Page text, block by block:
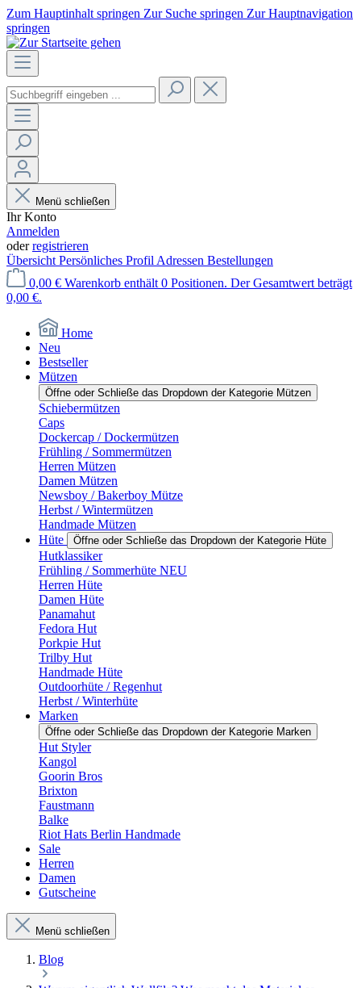
Zum Hauptinhalt springen Zur Suche springen Zur Hauptnavigation
springen
Menü schließen
Ihr Konto
Anmelden
oderregistrieren
Übersicht Persönliches Profil Adressen Bestellungen
0,00 € Warenkorb enthält 0 Positionen. Der Gesamtwert beträgt
0,00 €.
Home
Neu
Bestseller
Mützen
Öffne oder Schließe das Dropdown der Kategorie Mützen
Schiebermützen
Caps
Dockercap / Dockermützen
Frühling / Sommermützen
Herren Mützen
Damen Mützen
Newsboy / Bakerboy Mütze
Herbst / Wintermützen
Handmade Mützen
Hüte
Öffne oder Schließe das Dropdown der Kategorie Hüte
Hutklassiker
Frühling / Sommerhüte NEU
Herren Hüte
Damen Hüte
Panamahut
Fedora Hut
Porkpie Hut
Trilby Hut
Handmade Hüte
Outdoorhüte / Regenhut
Herbst / Winterhüte
Marken
Öffne oder Schließe das Dropdown der Kategorie Marken
Hut Styler
Kangol
Goorin Bros
Brixton
Faustmann
Balke
Riot Hats Berlin Handmade
Sale
Herren
Damen
Gutscheine
Menü schließen
Blog